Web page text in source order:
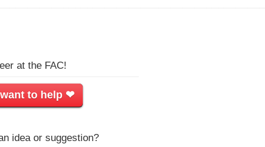
at the FAC!
to help ❤
idea or suggestion?